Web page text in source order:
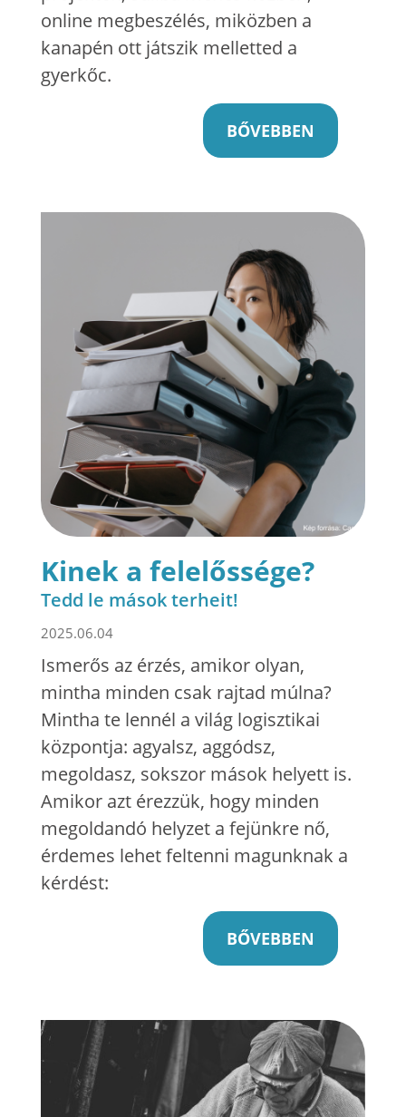
online megbeszélés, miközben a
kanapén ott játszik melletted a
gyerkőc.
BŐVEBBEN
Kinek a felelőssége?
Tedd le mások terheit!
2025.06.04
Ismerős az érzés, amikor olyan,
mintha minden csak rajtad múlna?
Mintha te lennél a világ logisztikai
központja: agyalsz, aggódsz,
megoldasz, sokszor mások helyett is.
Amikor azt érezzük, hogy minden
megoldandó helyzet a fejünkre nő,
érdemes lehet feltenni magunknak a
kérdést:
BŐVEBBEN